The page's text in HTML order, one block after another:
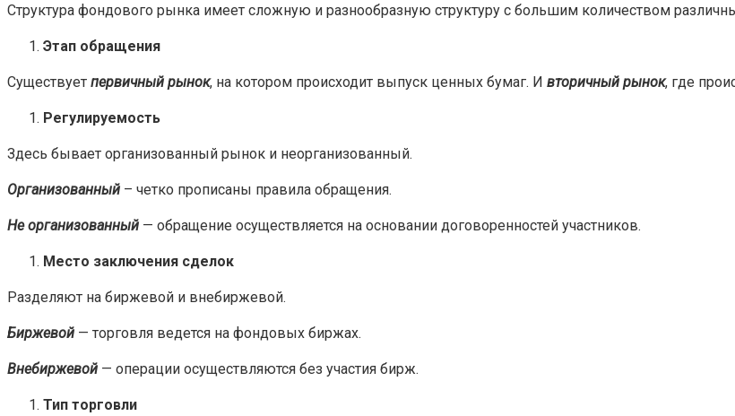
Структура фондового рынка имеет сложную и разнообразную структуру с большим количеством
Этап обращения
Существует первичный рынок, на котором происходит выпуск ценных бумаг. И вторичный рынок, где
Регулируемость
Здесь бывает организованный рынок и неорганизованный.
Организованный – четко прописаны правила обращения.
Не организованный — обращение осуществляется на основании договоренностей участников.
Место заключения сделок
Разделяют на биржевой и внебиржевой.
Биржевой — торговля ведется на фондовых биржах.
Внебиржевой — операции осуществляются без участия бирж.
Тип торговли